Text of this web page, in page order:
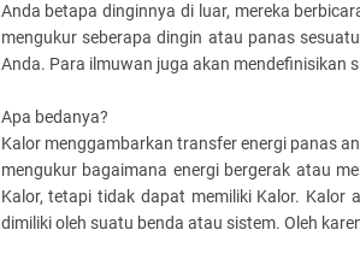
Anda betapa dinginnya di luar, mereka
mengukur seberapa dingin atau panas
Anda. Para ilmuwan juga akan mendefinisikan
Apa bedanya?
Kalor menggambarkan transfer energi panas
mengukur bagaimana energi bergerak atau
Kalor, tetapi tidak dapat memiliki Kalor. Kalor
dimiliki oleh suatu benda atau sistem. Oleh